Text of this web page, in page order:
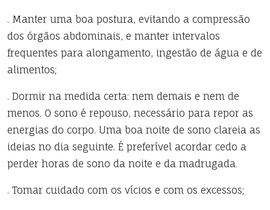
. Manter uma boa postura, evitando a compressão
dos órgãos abdominais, e manter intervalos
frequentes para alongamento, ingestão de água e de
alimentos;
. Dormir na medida certa: nem demais e nem de
menos. O sono é repouso, necessário para repor as
energias do corpo. Uma boa noite de sono clareia as
ideias no dia seguinte. É preferível acordar cedo a
perder horas de sono da noite e da madrugada.
. Tomar cuidado com os vícios e com os excessos;